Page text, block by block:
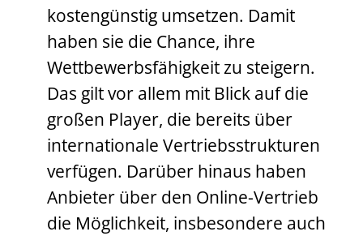
kostengünstig umsetzen. Damit
haben sie die Chance, ihre
Wettbewerbsfähigkeit zu steigern.
Das gilt vor allem mit Blick auf die
großen Player, die bereits über
internationale Vertriebsstrukturen
verfügen. Darüber hinaus haben
Anbieter über den Online-Vertrieb
die Möglichkeit, insbesondere auch